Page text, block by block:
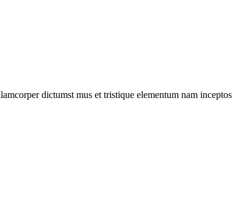
dictumst mus et tristique elementum nam inceptos